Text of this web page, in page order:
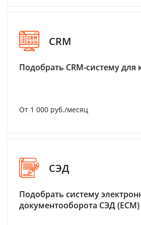
CRM
Подобрать CRM-систему
От 1 000 руб./месяц
СЭД
Подобрать систему
документооборота СЭД (ECM)